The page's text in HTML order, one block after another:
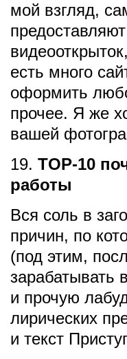
мой взгляд,
есть много
оформить
прочее. Я же
вашей
19. TOP-10
работы
Вся соль в
причин, по
(под этим,
зарабатывать
и прочую
лирических
и текст